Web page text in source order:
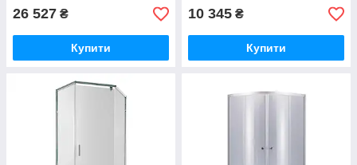
26 527 ₴
Купити
10 345 ₴
Купити